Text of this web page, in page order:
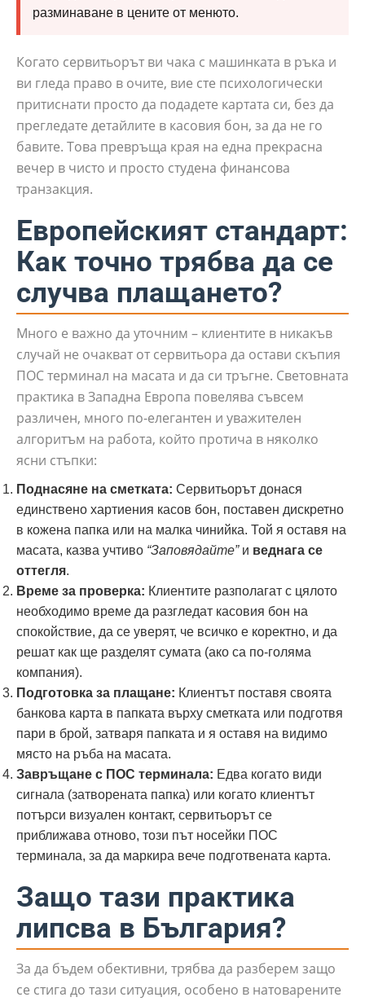
разминаване в цените от менюто.
Когато сервитьорът ви чака с машинката в ръка и
ви гледа право в очите, вие сте психологически
притиснати просто да подадете картата си, без да
прегледате детайлите в касовия бон, за да не го
бавите. Това превръща края на една прекрасна
вечер в чисто и просто студена финансова
транзакция.
Европейският стандарт:
Как точно трябва да се
случва плащането?
Много е важно да уточним – клиентите в никакъв
случай не очакват от сервитьора да остави скъпия
ПОС терминал на масата и да си тръгне. Световната
практика в Западна Европа повелява съвсем
различен, много по-елегантен и уважителен
алгоритъм на работа, който протича в няколко
ясни стъпки:
Поднасяне на сметката: Сервитьорът донася
единствено хартиения касов бон, поставен дискретно
в кожена папка или на малка чинийка. Той я оставя на
масата, казва учтиво “Заповядайте”и веднага се
оттегля.
Време за проверка: Клиентите разполагат с цялото
необходимо време да разгледат касовия бон на
спокойствие, да се уверят, че всичко е коректно, и да
решат как ще разделят сумата (ако са по-голяма
компания).
Подготовка за плащане: Клиентът поставя своята
банкова карта в папката върху сметката или подготвя
пари в брой, затваря папката и я оставя на видимо
място на ръба на масата.
Завръщане с ПОС терминала: Едва когато види
сигнала (затворената папка) или когато клиентът
потърси визуален контакт, сервитьорът се
приближава отново, този път носейки ПОС
терминала, за да маркира вече подготвената карта.
Защо тази практика
липсва в България?
За да бъдем обективни, трябва да разберем защо
се стига до тази ситуация, особено в натоварените